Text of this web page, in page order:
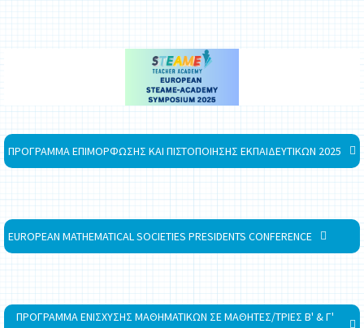
ΠΡΟΓΡΑΜΜΑ ΕΠΙΜΟΡΦΩΣΗΣ ΚΑΙ ΠΙΣΤΟΠΟΙΗΣΗΣ ΕΚΠΑΙΔΕΥΤΙΚΩΝ 2025
EUROPEAN MATHEMATICAL SOCIETIES PRESIDENTS CONFERENCE
ΠΡΟΓΡΑΜΜΑ ΕΝΙΣΧΥΣΗΣ ΜΑΘΗΜΑΤΙΚΩΝ ΣΕ ΜΑΘΗΤΕΣ/ΤΡΙΕΣ Β' & Γ'